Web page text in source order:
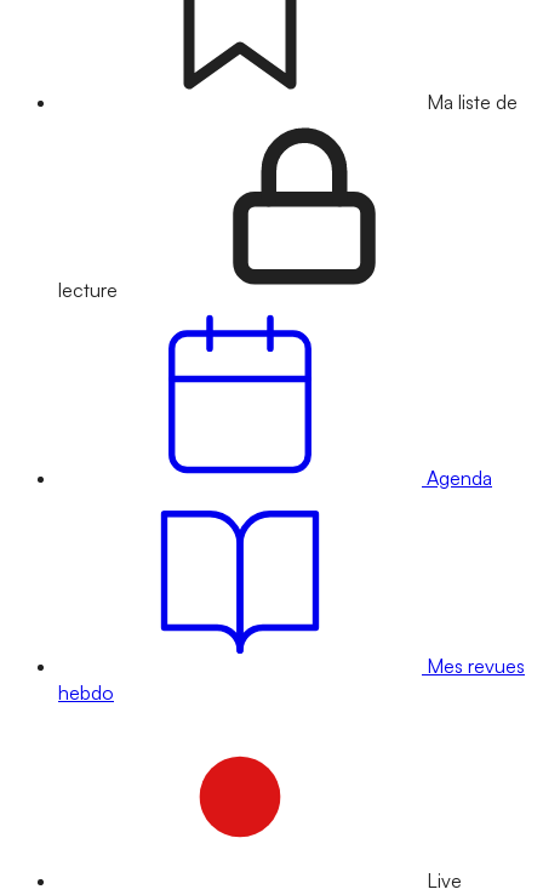
Ma liste de
lecture
Agenda
Mes revues
hebdo
Live